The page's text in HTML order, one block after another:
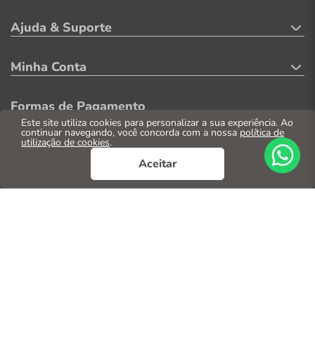
Este site utiliza cookies para personalizar a sua experiência. Ao
continuar navegando, você concorda com a nossapolítica de
utilização de cookies.
Aceitar
Ajuda & Suporte
Minha Conta
Formas de Pagamento